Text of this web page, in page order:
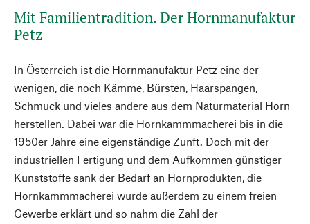
Mit Familientradition. Der Hornmanufaktur
Petz
In Österreich ist die Hornmanufaktur Petz eine der
wenigen, die noch Kämme, Bürsten, Haarspangen,
Schmuck und vieles andere aus dem Naturmaterial Horn
herstellen. Dabei war die Hornkammmacherei bis in die
1950er Jahre eine eigenständige Zunft. Doch mit der
industriellen Fertigung und dem Aufkommen günstiger
Kunststoffe sank der Bedarf an Hornprodukten, die
Hornkammmacherei wurde außerdem zu einem freien
Gewerbe erklärt und so nahm die Zahl der